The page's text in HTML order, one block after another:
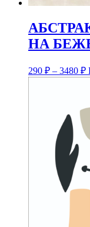
НА
290 ₽ – 3480 ₽